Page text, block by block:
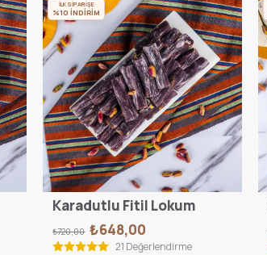
İLK SİPARİŞE
%10 İNDİRİM
Karadutlu Fitil Lokum
₺720,00 ₺648,00
21 Değerlendirme